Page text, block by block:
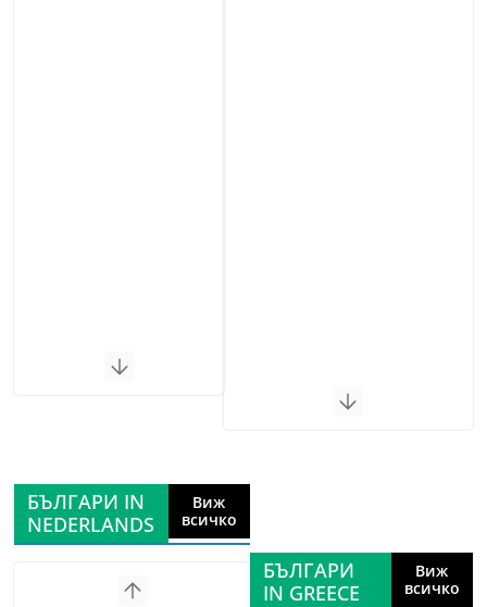
БЪЛГАРИ IN
NEDERLANDS
Виж
всичко
БЪЛГАРИ
IN GREECE
Виж
всичко